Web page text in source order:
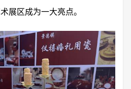
展区成为一大亮点。